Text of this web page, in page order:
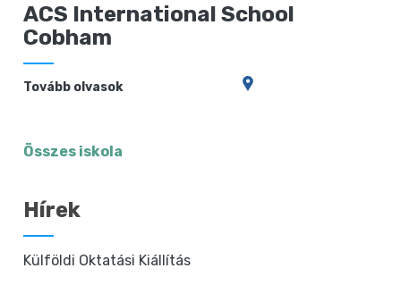
ACS International School
Cobham
Tovább olvasok
Összes iskola
Hírek
Külföldi Oktatási Kiállítás